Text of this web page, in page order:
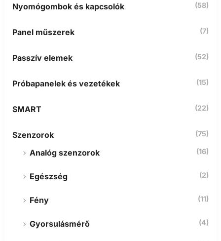
Nyomógombok és kapcsolók (58)
Panel műszerek (7)
Passzív elemek (52)
Próbapanelek és vezetékek (15)
SMART (22)
Szenzorok (75)
Analóg szenzorok (16)
Egészség (2)
Fény (11)
Gyorsulásmérő (4)